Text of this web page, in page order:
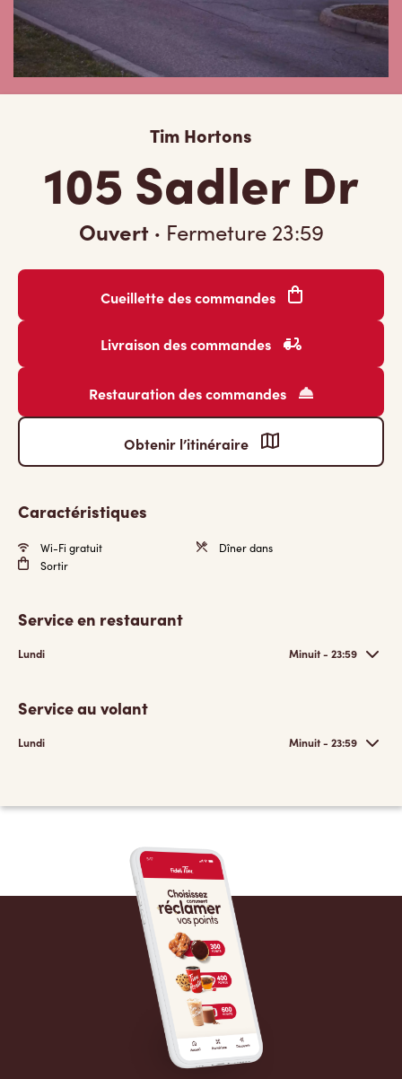
Tim Hortons
105 Sadler Dr
Ouvert · Fermeture 23:59
Cueillette des commandes
Livraison des commandes
Restauration des commandes
Obtenir l’itinéraire
Caractéristiques
Wi-Fi gratuit
Dîner dans
Sortir
Service en restaurant
Lundi Minuit - 23:59
Service au volant
Lundi Minuit - 23:59